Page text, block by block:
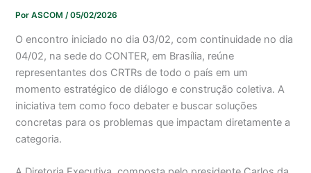
PorASCOM /05/02/2026
O encontro iniciado no dia 03/02, com continuidade no dia
04/02, na sede do CONTER, em Brasília, reúne
representantes dos CRTRs de todo o país em um
momento estratégico de diálogo e construção coletiva. A
iniciativa tem como foco debater e buscar soluções
concretas para os problemas que impactam diretamente a
categoria.